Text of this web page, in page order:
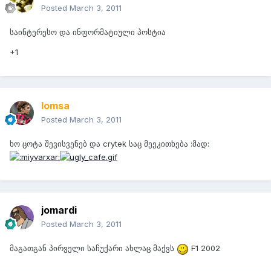
Posted March 3, 2011
საინტერესო და ინფორმატიული პოსტია
+1
lomsa
Posted March 3, 2011
ხო ცოტა შევისვენებ და crytek საც მეეკითხება :მად:
jomardi
Posted March 3, 2011
მაგათგან პირველი საჩუქარი ახლაც მაქვს F1 2002